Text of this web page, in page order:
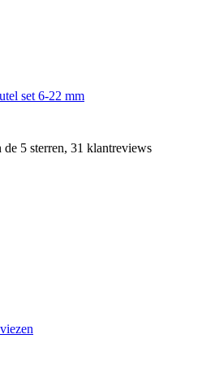
set 6-22 mm
5 sterren, 31 klantreviews